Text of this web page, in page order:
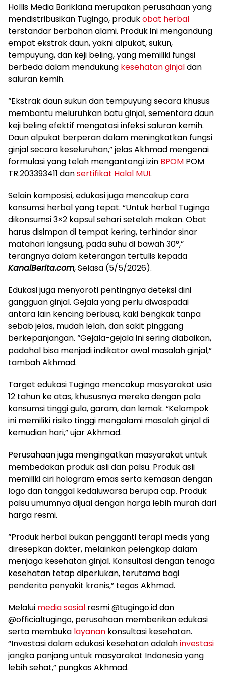
Hollis Media Bariklana merupakan perusahaan yang
mendistribusikan Tugingo, produkobat herbal
terstandar berbahan alami. Produk ini mengandung
empat ekstrak daun, yakni alpukat, sukun,
tempuyung, dan keji beling, yang memiliki fungsi
berbeda dalam mendukung kesehatan ginjaldan
saluran kemih.
“Ekstrak daun sukun dan tempuyung secara khusus
membantu meluruhkan batu ginjal, sementara daun
keji beling efektif mengatasi infeksi saluran kemih.
Daun alpukat berperan dalam meningkatkan fungsi
ginjal secara keseluruhan,” jelas Akhmad mengenai
formulasi yang telah mengantongi izin BPOM POM
TR.203393411 dansertifikat Halal MUI.
Selain komposisi, edukasi juga mencakup cara
konsumsi herbal yang tepat. “Untuk herbal Tugingo
dikonsumsi 3×2 kapsul sehari setelah makan. Obat
harus disimpan di tempat kering, terhindar sinar
matahari langsung, pada suhu di bawah 30°,”
terangnya dalam keterangan tertulis kepada
KanalBerita.com, Selasa (5/5/2026).
Edukasi juga menyoroti pentingnya deteksi dini
gangguan ginjal. Gejala yang perlu diwaspadai
antara lain kencing berbusa, kaki bengkak tanpa
sebab jelas, mudah lelah, dan sakit pinggang
berkepanjangan. “Gejala-gejala ini sering diabaikan,
padahal bisa menjadi indikator awal masalah ginjal,”
tambah Akhmad.
Target edukasi Tugingo mencakup masyarakat usia
12 tahun ke atas, khususnya mereka dengan pola
konsumsi tinggi gula, garam, dan lemak. “Kelompok
ini memiliki risiko tinggi mengalami masalah ginjal di
kemudian hari,” ujar Akhmad.
Perusahaan juga mengingatkan masyarakat untuk
membedakan produk asli dan palsu. Produk asli
memiliki ciri hologram emas serta kemasan dengan
logo dan tanggal kedaluwarsa berupa cap. Produk
palsu umumnya dijual dengan harga lebih murah dari
harga resmi.
“Produk herbal bukan pengganti terapi medis yang
diresepkan dokter, melainkan pelengkap dalam
menjaga kesehatan ginjal. Konsultasi dengan tenaga
kesehatan tetap diperlukan, terutama bagi
penderita penyakit kronis,” tegas Akhmad.
Melalui media sosial resmi @tugingo.id dan
@officialtugingo, perusahaan memberikan edukasi
serta membuka layanan konsultasi kesehatan.
“Investasi dalam edukasi kesehatan adalahinvestasi
jangka panjang untuk masyarakat Indonesia yang
lebih sehat,” pungkas Akhmad.